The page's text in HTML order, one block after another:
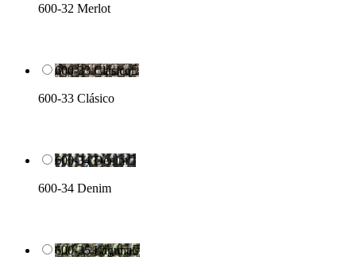
600-32 Merlot
600-33 Clásico
600-33 Clásico
600-34 Denim
600-34 Denim
600-35 Laguna